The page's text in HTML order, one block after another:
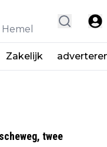
Zakelijk
twee